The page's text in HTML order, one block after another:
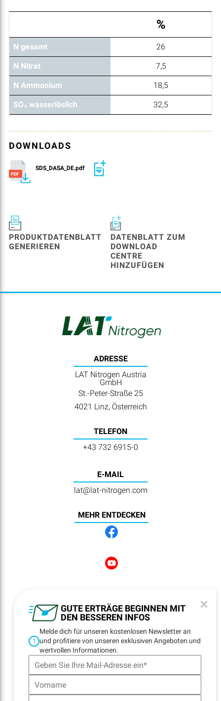
GUTE ERTRÄGE BEGINNEN MIT
DEN BESSEREN INFOS
×
1
Melde dich für unseren kostenlosen Newsletter an
und profitiere von unseren exklusiven Angeboten und
wertvollen Informationen.
%
N gesamt 26
N Nitrat 7,5
N Ammonium 18,5
SO₃ wasserlöslich 32,5
DOWNLOADS
SDS_DASA_DE.pdf
PRODUKTDATENBLATT
GENERIEREN
DATENBLATT ZUM
DOWNLOAD
CENTRE
HINZUFÜGEN
ADRESSE
LAT Nitrogen Austria
GmbH
St.-Peter-Straße 25
4021 Linz, Österreich
TELEFON
+43 732 6915-0
E-MAIL
lat@lat-nitrogen.com
MEHR ENTDECKEN
REGISTRATION
NAVIGATION
Startseite
Standorte
E-Billing